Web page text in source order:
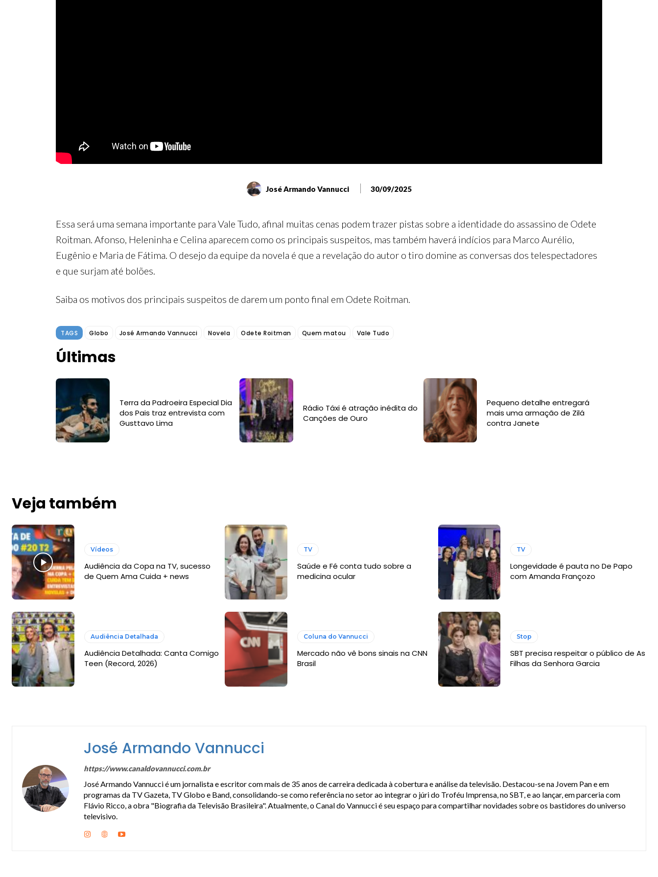
José Armando Vannucci 30/09/2025
Essa será uma semana importante para Vale Tudo, afinal muitas cenas podem trazer pistas sobre a identidade do assassino de Odete
Roitman. Afonso, Heleninha e Celina aparecem como os principais suspeitos, mas também haverá indícios para Marco Aurélio,
Eugênio e Maria de Fátima. O desejo da equipe da novela é que a revelação do autor o tiro domine as conversas dos telespectadores
e que surjam até bolões.
Saiba os motivos dos principais suspeitos de darem um ponto final em Odete Roitman.
TAGS Globo José Armando Vannucci Novela Odete Roitman Quem matou Vale Tudo
Últimas
Terra da Padroeira Especial Dia
dos Pais traz entrevista com
Gusttavo Lima
Rádio Táxi é atração inédita do
Canções de Ouro
Pequeno detalhe entregará
mais uma armação de Zilá
contra Janete
Veja também
Vídeos
Audiência da Copa na TV, sucesso
de Quem Ama Cuida + news
TV
Saúde e Fé conta tudo sobre a
medicina ocular
TV
Longevidade é pauta no De Papo
com Amanda Françozo
Audiência Detalhada
Audiência Detalhada: Canta Comigo
Teen (Record, 2026)
Coluna do Vannucci
Mercado não vê bons sinais na CNN
Brasil
Stop
SBT precisa respeitar o público de As
Filhas da Senhora Garcia
José Armando Vannucci
https://www.canaldovannucci.com.br
José Armando Vannucci é um jornalista e escritor com mais de 35 anos de carreira dedicada à cobertura e análise da televisão. Destacou-se na Jovem Pan e em
programas da TV Gazeta, TV Globo e Band, consolidando-se como referência no setor ao integrar o júri do Troféu Imprensa, no SBT, e ao lançar, em parceria com
Flávio Ricco, a obra "Biografia da Televisão Brasileira". Atualmente, o Canal do Vannucci é seu espaço para compartilhar novidades sobre os bastidores do universo
televisivo.